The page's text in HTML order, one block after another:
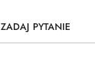
ZADAJ PYTANIE